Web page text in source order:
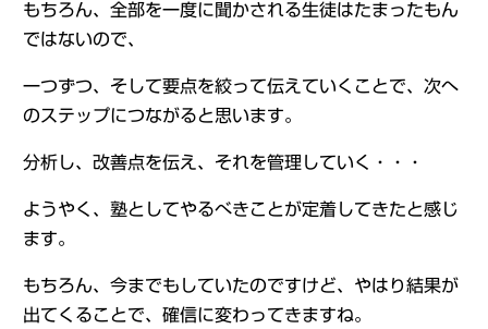
もちろん、全部を一度に聞かされる生徒はたまったもん
ではないので、
一つずつ、そして要点を絞って伝えていくことで、次へ
のステップにつながると思います。
分析し、改善点を伝え、それを管理していく・・・
ようやく、塾としてやるべきことが定着してきたと感じ
ます。
もちろん、今までもしていたのですけど、やはり結果が
出てくることで、確信に変わってきますね。